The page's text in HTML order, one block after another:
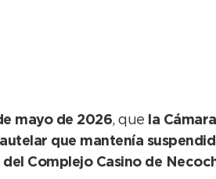
mayo de 2026, que
la
que mantenía
Complejo Casino de